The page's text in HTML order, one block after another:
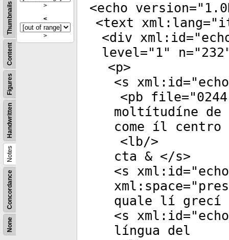
None
Concordance
Notes
Handwritten
Figures
Content
Thumbnails
>
<
>
<echo version="
<text xml:lang="
<div xml:id="
level=" 1" n="232
<p>
<s xml:id="
<pb file="0244
moltítudíne de
come íl centro
<lb/>
cta & </s>
<s xml:id="
xml:space="
quale lí grecí
<s xml:id="
língua del